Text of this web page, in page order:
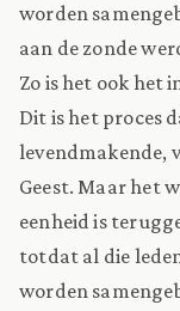
worden
aan de zonde
Zo is het ook het
Dit is het proces
levendmakende,
Geest. Maar het
eenheid is
totdat al die
worden